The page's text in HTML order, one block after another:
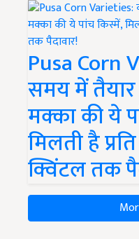
Pusa Corn
समय में तैयार
मक्का की ये
मिलती है
क्विंटल तक